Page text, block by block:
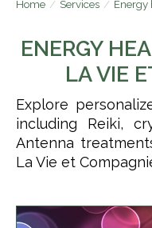
Home / Services / Energy
ENERGY
LA VIE
Explore
including Reiki,
Antenna
La Vie et